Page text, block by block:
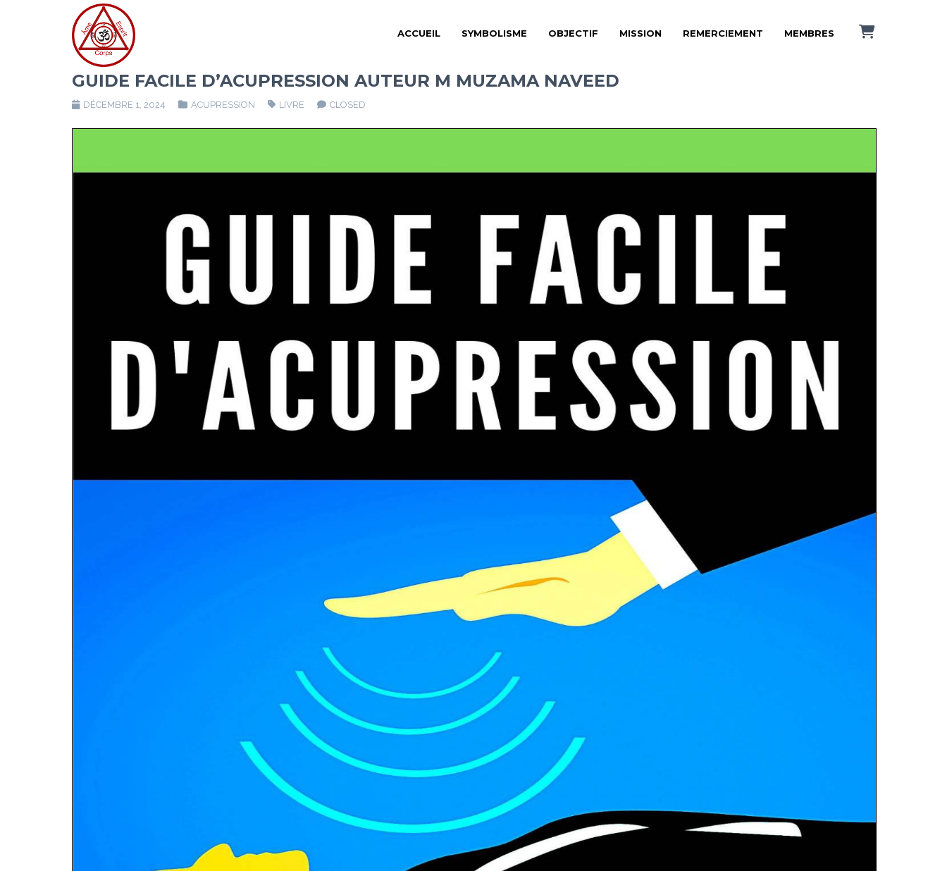
ACCUEIL SYMBOLISME OBJECTIF MISSION REMERCIEMENT MEMBRES
GUIDE FACILE D’ACUPRESSION AUTEUR M MUZAMA NAVEED
DÉCEMBRE 1, 2024 ACUPRESSION LIVRE CLOSED